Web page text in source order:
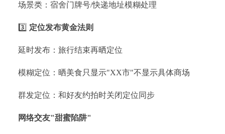
场景类：宿舍门牌号/快递地址模糊处理
3️⃣ 定位发布黄金法则
延时发布：旅行结束再晒定位
模糊定位：晒美食只显示"XX市"不显示具体商场
群发定位：和好友约拍时关闭定位同步
网络交友"甜蜜陷阱"